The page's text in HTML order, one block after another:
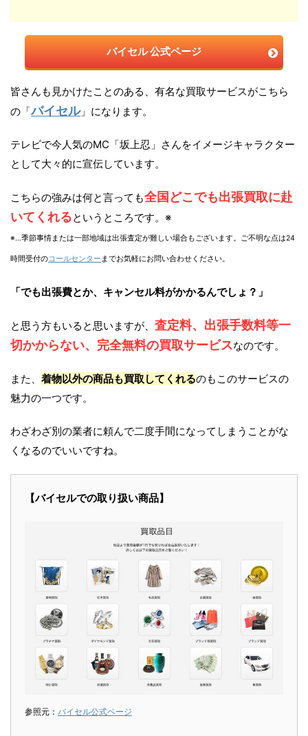
バイセル 公式ページ
皆さんも見かけたことのある、有名な買取サービスがこちら
の「バイセル」になります。
テレビで今人気のMC「坂上忍」さんをイメージキャラクター
として大々的に宣伝しています。
こちらの強みは何と言っても全国どこでも出張買取に赴
いてくれるというところです。※
※…季節事情または一部地域は出張査定が難しい場合もございます。ご不明な点は24
時間受付のコールセンター までお気軽にお問い合わせください。
「でも出張費とか、キャンセル料がかかるんでしょ？」
と思う方もいると思いますが、 査定料、出張手数料等一
切かからない、完全無料の買取サービスなのです。
また、 着物以外の商品も買取してくれるのもこのサービスの
魅力の一つです。
わざわざ別の業者に頼んで二度手間になってしまうことがな
くなるのでいいですね。
【バイセルでの取り扱い商品】
参照元： バイセル公式ページ